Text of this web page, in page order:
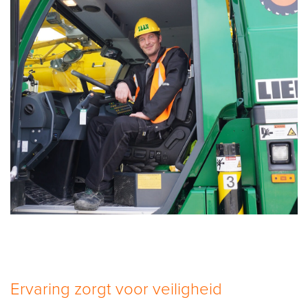
Ervaring zorgt voor veiligheid